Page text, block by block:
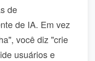
de
de IA. Em vez
você diz "crie
usuários e